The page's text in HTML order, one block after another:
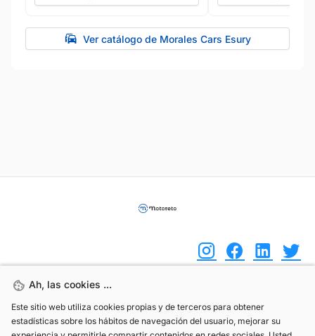
Ver catálogo de Morales Cars Esury
Ah, las cookies ...
Este sitio web utiliza cookies propias y de terceros para obtener
estadísticas sobre los hábitos de navegación del usuario, mejorar su
Ah, las cookies ...
Este sitio web utiliza cookies propias y de terceros para obtener
estadísticas sobre los hábitos de navegación del usuario, mejorar su
(+34) 744 408 070
info@motoreto.com